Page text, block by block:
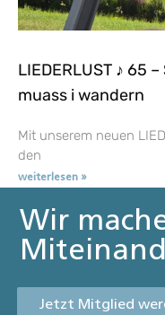
LIEDERLUST ♪ 65
muass i wandern
Mit unserem neuen
den
weiterlesen »
Wir
Jetzt Mitglied